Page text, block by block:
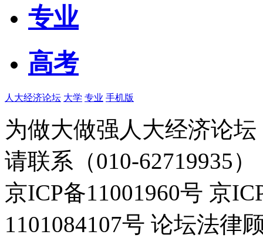
专业
高考
人大经济论坛 大学 专业 手机版
为做大做强人大经济论
请联系（010-62719935）
京ICP备11001960号 京
1101084107号 论坛法律